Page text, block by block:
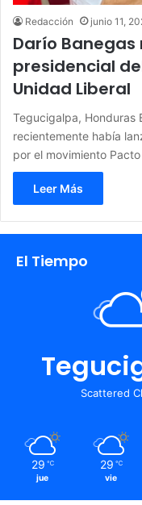
Redacción junio 11,
Darío
presidencial
Unidad Liberal
Tegucigalpa, Honduras
recientemente había
por el movimiento
Leer Más
El Tiempo
Scattered
29 ℃
jue
29 ℃
vie